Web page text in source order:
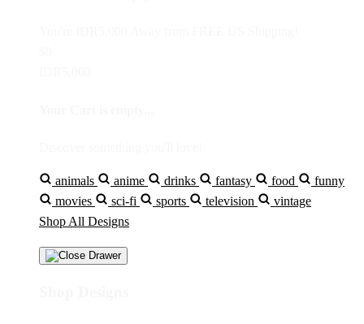
animals anime drinks fantasy food
funny
movies
sci-fi sports television
vintage
Shop All Designs